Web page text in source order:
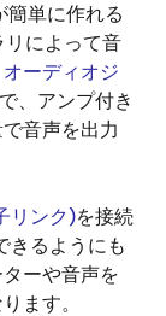
簡単に作れる
リによって音
オーディオジ
、アンプ付き
音声を出力
リンク)を接続
きるようにも
ーや音声を
ます。